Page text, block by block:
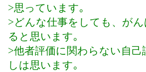
>思っています｡
>どんな仕事をしても、が
ると思います｡
>他者評価に関わらない自
しは思います｡